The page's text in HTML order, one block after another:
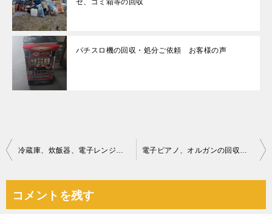
セ、ゴミ箱等の回収
パチスロ機の回収・処分ご依頼 お客様の声
投
ビ
冷蔵庫、炊飯器、電子レンジ、洗濯機、椅子、布団、下駄箱等の回収 電子ピアノ、オルガンの回収・処分ご依頼 お客様の声
コメントを残す